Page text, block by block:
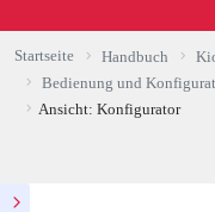
Startseite Handbuch
Bedienung und
Ansicht: Konfigurator